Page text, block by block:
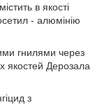
в якості
- алюмінію
гнилями через
якостей Дерозала
з